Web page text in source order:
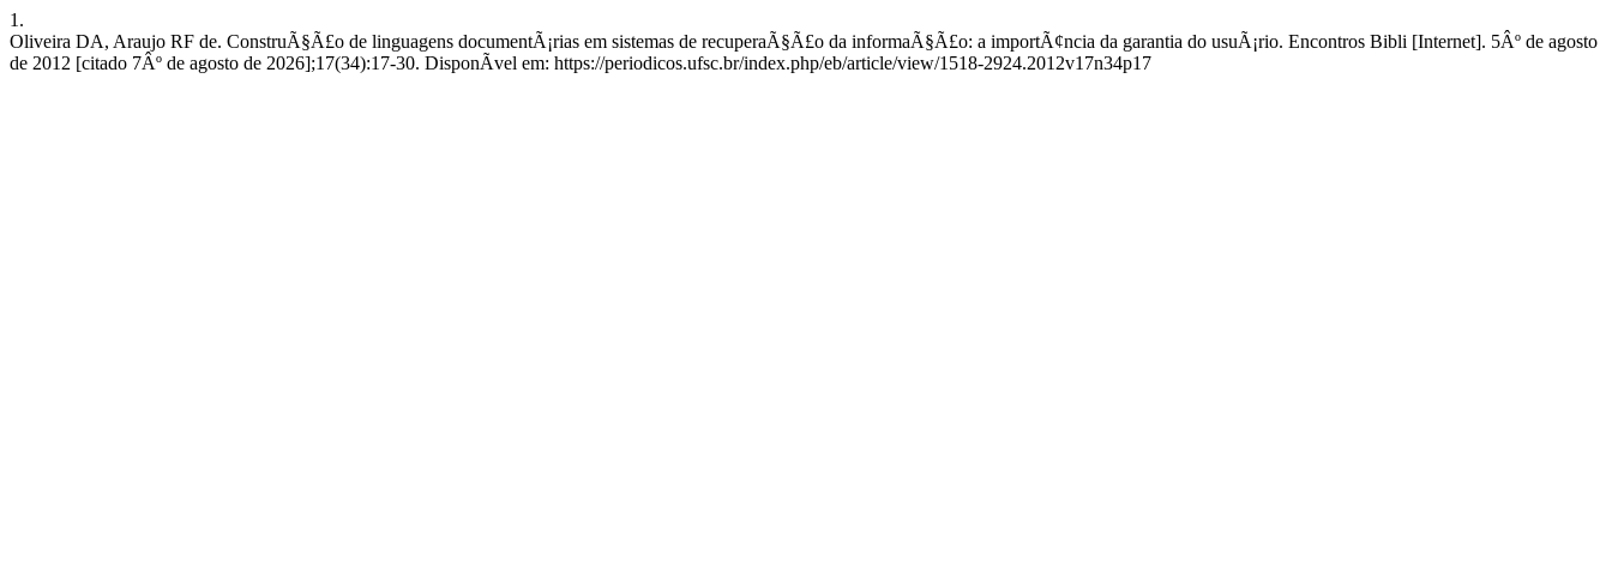
1.
Oliveira DA, Araujo RF de. ConstruÃ§Ã£o de linguagens documentÃ¡rias em sistemas de recuperaÃ§Ã£o da informaÃ§Ã£o: a importÃ¢ncia da garantia do usuÃ¡rio. Encontros Bibli [Internet]. 5Âº de agosto
de 2012 [citado 7Âº de agosto de 2026];17(34):17-30. DisponÃ­vel em: https://periodicos.ufsc.br/index.php/eb/article/view/1518-2924.2012v17n34p17